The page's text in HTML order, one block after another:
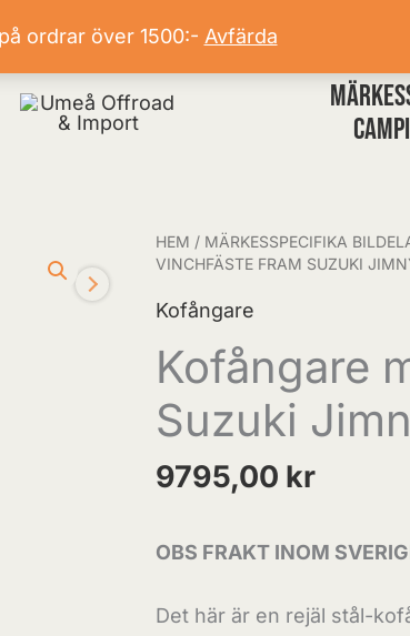
ordrar över 1500:- Avfärda
HEM / MÄRKESSPECIFIKA
VINCHFÄSTE FRAM SUZUKI
Kofångare
Kofångare
Suzuki
9795,00 kr
OBS FRAKT INOM
Det här är en rejäl stål-
Kofångare
vinchfäste
fram
Suzuki
Jimny
2018